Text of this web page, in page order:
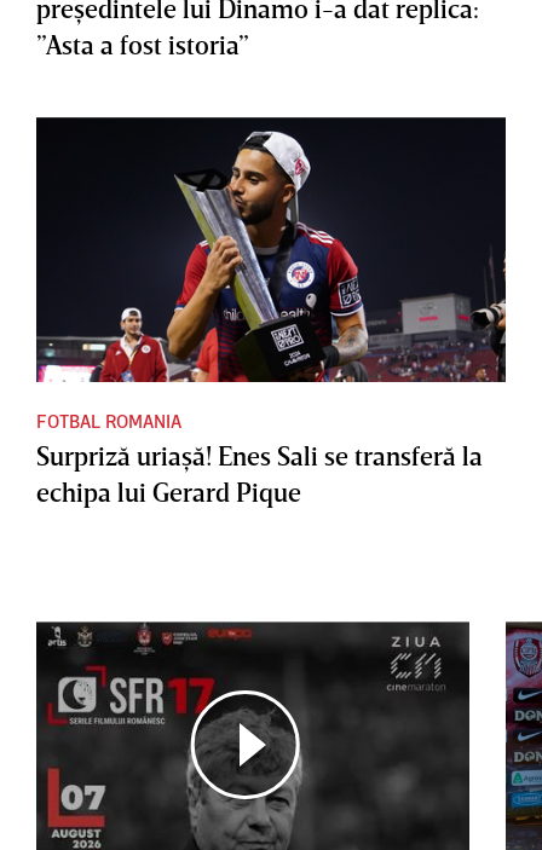
preşedintele lui Dinamo i-a dat replica:
”Asta a fost istoria”
FOTBAL ROMANIA
Surpriză uriaşă! Enes Sali se transferă la
echipa lui Gerard Pique